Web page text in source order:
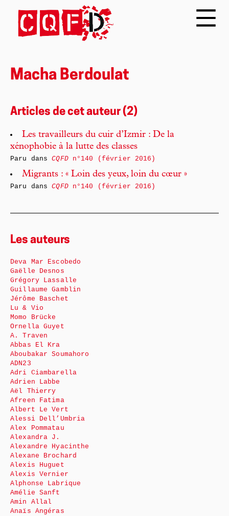
Macha Berdoulat
Articles de cet auteur (2)
Les travailleurs du cuir d’Izmir : De la
xénophobie à la lutte des classes
Paru dansCQFDn°140 (février 2016)
Migrants : « Loin des yeux, loin du cœur »
Paru dansCQFDn°140 (février 2016)
Les auteurs
Deva Mar Escobedo
Gaëlle Desnos
Grégory Lassalle
Guillaume Gamblin
Jérôme Baschet
Lu & Vio
Momo Brücke
Ornella Guyet
A. Traven
Abbas El Kra
Aboubakar Soumahoro
ADN23
Adri Ciambarella
Adrien Labbe
Aël Thierry
Afreen Fatima
Albert Le Vert
Alessi Dell’Umbria
Alex Pommatau
Alexandra J.
Alexandre Hyacinthe
Alexane Brochard
Alexis Huguet
Alexis Vernier
Alphonse Labrique
Amélie Sanft
Amin Allal
Anaïs Angéras